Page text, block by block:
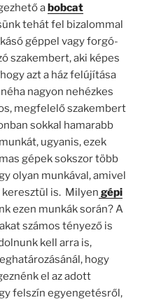
abobcat
tehát fel bizalommal
géppel vagy forgó-
szakembert, aki képes
azt a ház felújítása
nagyon nehézkes
megfelelő szakembert
sokkal hamarabb
ugyanis, ezek
gépek sokszor több
olyan munkával, amivel
is. Milyen gépi
ezen munkák során? A
számos tényező is
kell arra is,
hogy
el az adott
felszín egyengetésről,